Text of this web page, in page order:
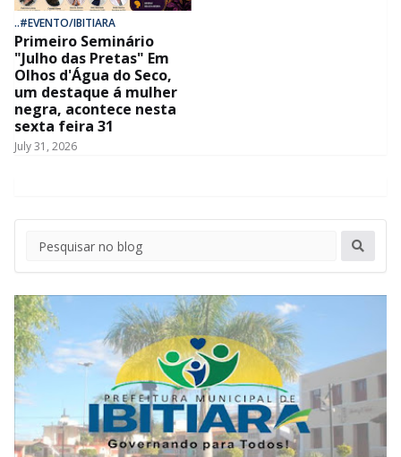
..#EVENTO/IBITIARA
Primeiro Seminário
"Julho das Pretas" Em
Olhos d'Água do Seco,
um destaque á mulher
negra, acontece nesta
sexta feira 31
July 31, 2026